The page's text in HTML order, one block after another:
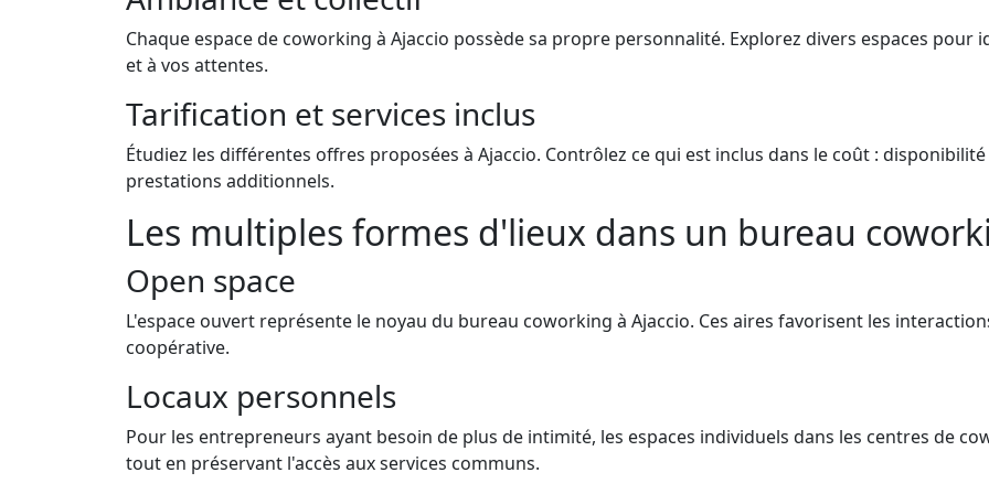
Chaque espace de coworking à Ajaccio possède sa propre personnalité. Explorez divers espaces
et à vos attentes.
Tarification et services inclus
Étudiez les différentes offres proposées à Ajaccio. Contrôlez ce qui est inclus dans le coût :
prestations additionnels.
Les multiples formes d'lieux dans un bureau
Open space
L'espace ouvert représente le noyau du bureau coworking à Ajaccio. Ces aires favorisent les
coopérative.
Locaux personnels
Pour les entrepreneurs ayant besoin de plus de intimité, les espaces individuels dans les centres de
tout en préservant l'accès aux services communs.